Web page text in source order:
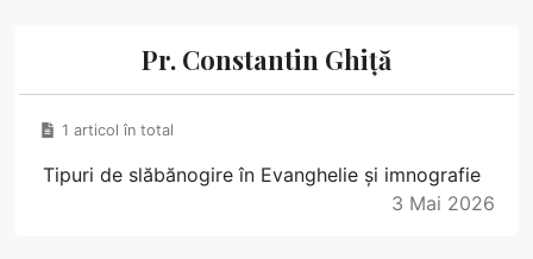
Pr. Constantin Ghiță
1 articol în total
Tipuri de slăbănogire în Evanghelie și imnografie
3 Mai 2026